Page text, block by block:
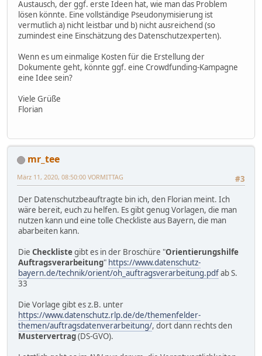
Austausch, der ggf. erste Ideen hat, wie man das Problem
lösen könnte. Eine vollständige Pseudonymisierung ist
vermutlich a) nicht leistbar und b) nicht ausreichend (so
zumindest eine Einschätzung des Datenschutzexperten).
Wenn es um einmalige Kosten für die Erstellung der
Dokumente geht, könnte ggf. eine Crowdfunding-Kampagne
eine Idee sein?
Viele Grüße
Florian
mr_tee
#3
März 11, 2020, 08:50:00 VORMITTAG
Der Datenschutzbeauftragte bin ich, den Florian meint. Ich
wäre bereit, euch zu helfen. Es gibt genug Vorlagen, die man
nutzen kann und eine tolle Checkliste aus Bayern, die man
abarbeiten kann.
Die Checklistegibt es in der Broschüre "Orientierungshilfe
Auftragsverarbeitung" https://www.datenschutz-
bayern.de/technik/orient/oh_auftragsverarbeitung.pdfab S.
33
Die Vorlage gibt es z.B. unter
https://www.datenschutz.rlp.de/de/themenfelder-
themen/auftragsdatenverarbeitung/, dort dann rechts den
Mustervertrag(DS-GVO).